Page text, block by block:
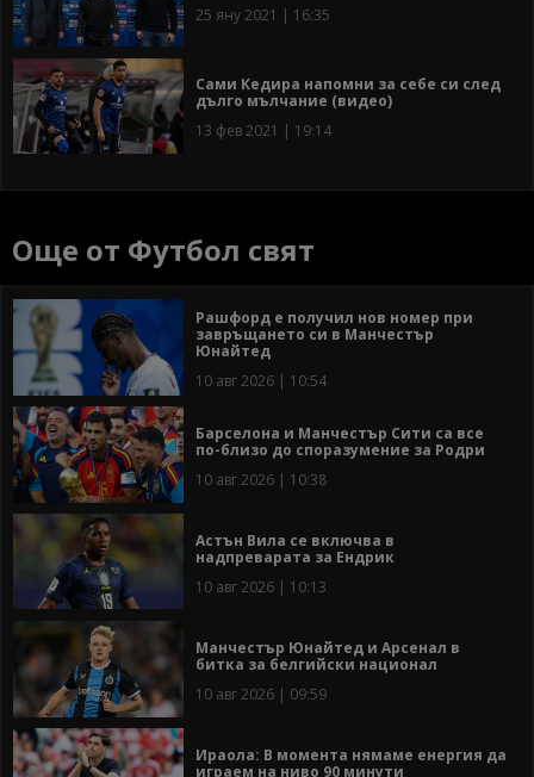
25 яну 2021 | 16:35
Сами Кедира напомни за себе си след
дълго мълчание (видео)
13 фев 2021 | 19:14
Още от Футбол свят
Рашфорд е получил нов номер при
завръщането си в Манчестър
Юнайтед
10 авг 2026 | 10:54
Барселона и Манчестър Сити са все
по-близо до споразумение за Родри
10 авг 2026 | 10:38
Астън Вила се включва в
надпреварата за Ендрик
10 авг 2026 | 10:13
Манчестър Юнайтед и Арсенал в
битка за белгийски национал
10 авг 2026 | 09:59
Ираола: В момента нямаме енергия да
играем на ниво 90 минути